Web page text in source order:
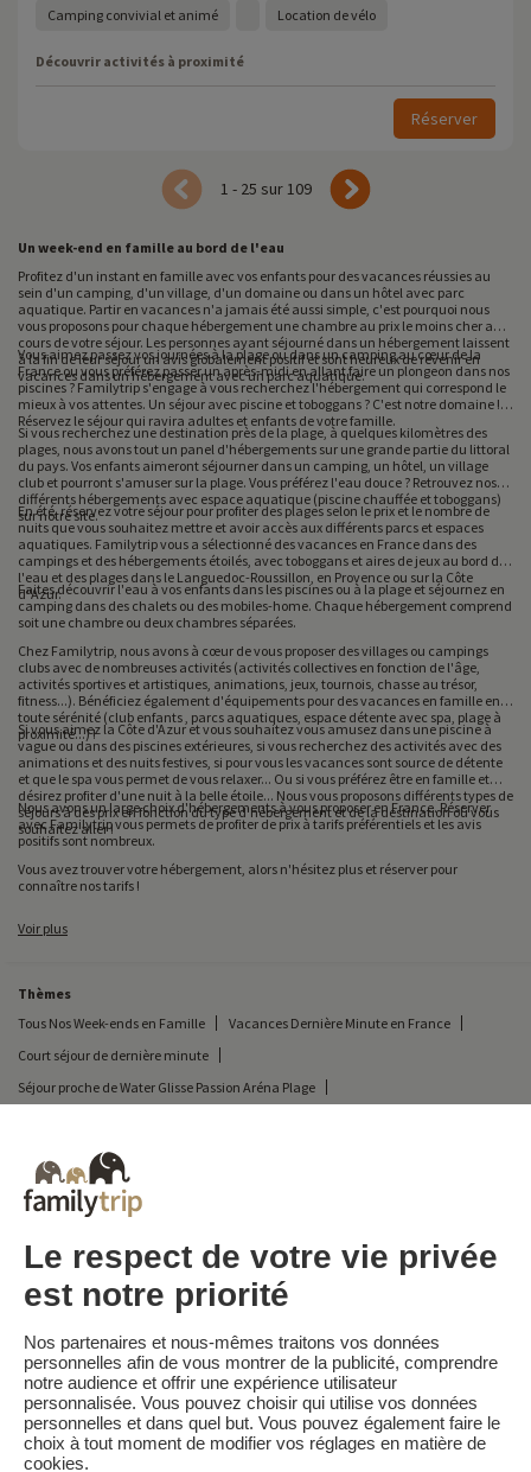
Camping convivial et animé Location de vélo
Découvrir activités à proximité
Réserver
1 - 25 sur 109
Un week-end en famille au bord de l'eau
Profitez d'un instant en famille avec vos enfants pour des vacances réussies au
sein d'un camping, d'un village, d'un domaine ou dans un hôtel avec parc
aquatique. Partir en vacances n'a jamais été aussi simple, c'est pourquoi nous
vous proposons pour chaque hébergement une chambre au prix le moins cher au
cours de votre séjour. Les personnes ayant séjourné dans un hébergement laissent
à la fin de leur séjour un avis globalement positif et sont heureux de revenir en
vacances dans un hébergement avec un parc aquatique.
Vous aimez passez vos journées à la plage ou dans un camping au cœur de la
France ou vous préférez passer un après-midi en allant faire un plongeon dans nos
piscines ? Familytrip s'engage à vous recherchez l'hébergement qui correspond le
mieux à vos attentes. Un séjour avec piscine et toboggans ? C'est notre domaine !
Réservez le séjour qui ravira adultes et enfants de votre famille.
Si vous recherchez une destination près de la plage, à quelques kilomètres des
plages, nous avons tout un panel d'hébergements sur une grande partie du littoral
du pays. Vos enfants aimeront séjourner dans un camping, un hôtel, un village
club et pourront s'amuser sur la plage. Vous préférez l'eau douce ? Retrouvez nos
différents hébergements avec espace aquatique (piscine chauffée et toboggans)
sur notre site.
En été, réservez votre séjour pour profiter des plages selon le prix et le nombre de
nuits que vous souhaitez mettre et avoir accès aux différents parcs et espaces
aquatiques. Familytrip vous a sélectionné des vacances en France dans des
campings et des hébergements étoilés, avec toboggans et aires de jeux au bord de
l'eau et des plages dans le Languedoc-Roussillon, en Provence ou sur la Côte
d"Azur.
Faites découvrir l'eau à vos enfants dans les piscines ou à la plage et séjournez en
camping dans des chalets ou des mobiles-home. Chaque hébergement comprend
soit une chambre ou deux chambres séparées.
Chez Familytrip, nous avons à cœur de vous proposer des villages ou campings
clubs avec de nombreuses activités (activités collectives en fonction de l'âge,
activités sportives et artistiques, animations, jeux, tournois, chasse au trésor,
fitness...). Bénéficiez également d'équipements pour des vacances en famille en
toute sérénité (club enfants , parcs aquatiques, espace détente avec spa, plage à
proximité...) !
Si vous aimez la Côte d'Azur et vous souhaitez vous amusez dans une piscine à
vague ou dans des piscines extérieures, si vous recherchez des activités avec des
animations et des nuits festives, si pour vous les vacances sont source de détente
et que le spa vous permet de vous relaxer... Ou si vous préférez être en famille et
désirez profiter d'une nuit à la belle étoile... Nous vous proposons différents types de
séjours à des prix en fonction du type d'hébergement et de la destination où vous
souhaitez aller !
Nous avons un large choix d'hébergements à vous proposer en France. Réserver
avec Familytrip vous permets de profiter de prix à tarifs préférentiels et les avis
positifs sont nombreux.
Vous avez trouver votre hébergement, alors n'hésitez plus et réserver pour
connaître nos tarifs !
Voir plus
Thèmes
Tous Nos Week-ends en Famille
Vacances Dernière Minute en France
Court séjour de dernière minute
Séjour proche de Water Glisse Passion Aréna Plage
Court séjour Insolite
Week-end proche Aquaclub Belle Dune
Destinations
Vacances au Ski en France
Familytrip
Qui sommes-nous?
CGV et Charte de Confidentialité
La Presse parle de nous
Partenaires FAQ Blog Plan du site
Paiement sécurisé Réalisé par Sooyoos
Le respect de votre vie privée
est notre priorité
Nos partenaires et nous-mêmes traitons vos données
personnelles afin de vous montrer de la publicité, comprendre
notre audience et offrir une expérience utilisateur
personnalisée. Vous pouvez choisir qui utilise vos données
personnelles et dans quel but. Vous pouvez également faire le
choix à tout moment de modifier vos réglages en matière de
cookies.